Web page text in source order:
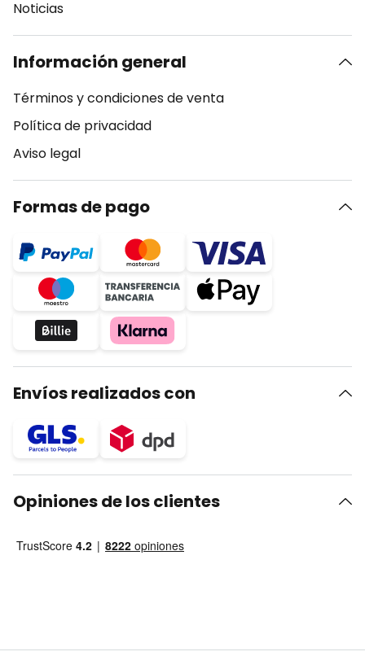
Noticias
Información general
Términos y condiciones de venta
Política de privacidad
Aviso legal
Formas de pago
Envíos realizados con
Opiniones de los clientes